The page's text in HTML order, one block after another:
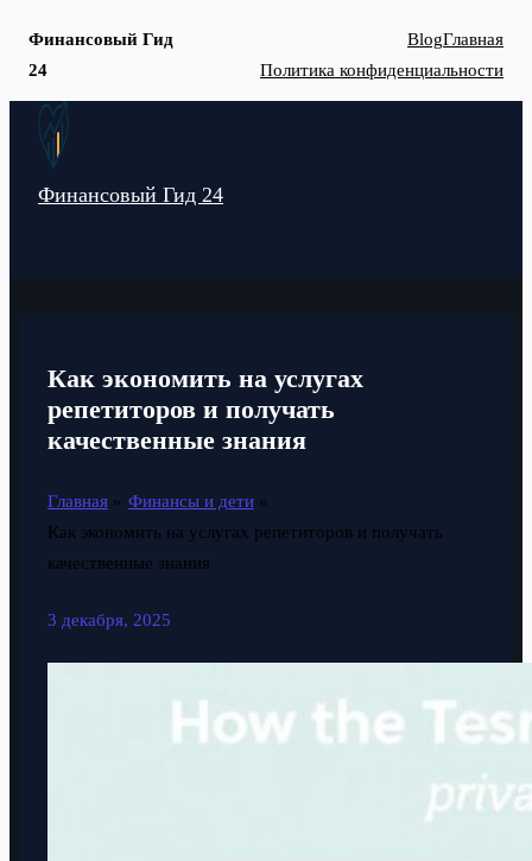
Финансовый Гид
24
BlogГлавная
Политика конфиденциальности
Перейти
Финансовый Гид 24
Как экономить на услугах
репетиторов и получать
качественные знания
Главная
Финансы и дети
Как экономить на услугах репетиторов и получать
качественные знания
3 декабря, 2025